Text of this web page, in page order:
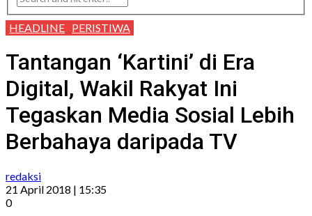
HEADLINE PERISTIWA
Tantangan ‘Kartini’ di Era
Digital, Wakil Rakyat Ini
Tegaskan Media Sosial Lebih
Berbahaya daripada TV
redaksi
21 April 2018 | 15:35
0